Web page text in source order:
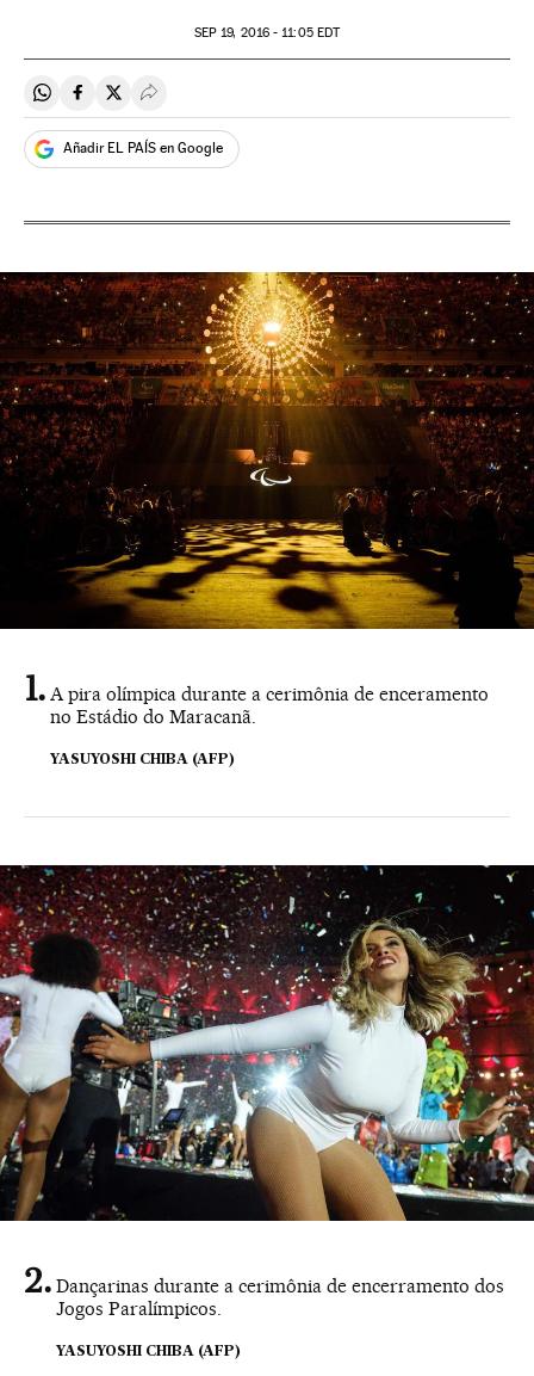
SEP 19, 2016 - 11:05EDT
Compartir en Whatsapp
Compartir en Facebook
Compartir en Twitter
Desplegar Redes Sociales
Añadir EL PAÍS en Google
A pira olímpica durante a cerimônia de enceramento
no Estádio do Maracanã.
YASUYOSHI CHIBA (AFP)
Dançarinas durante a cerimônia de encerramento dos
Jogos Paralímpicos.
YASUYOSHI CHIBA (AFP)